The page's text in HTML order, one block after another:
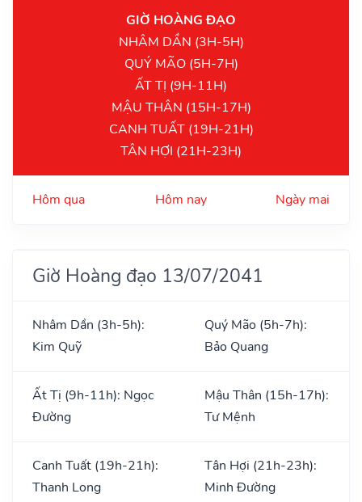
GIỜ HOÀNG ĐẠO
NHÂM DẦN (3H-5H)
QUÝ MÃO (5H-7H)
ẤT TỊ (9H-11H)
MẬU THÂN (15H-17H)
CANH TUẤT (19H-21H)
TÂN HỢI (21H-23H)
Hôm qua Hôm nay Ngày mai
Giờ Hoàng đạo 13/07/2041
Nhâm Dần (3h-5h):
Kim Quỹ
Quý Mão (5h-7h):
Bảo Quang
Ất Tị (9h-11h): Ngọc
Đường
Mậu Thân (15h-17h):
Tư Mệnh
Canh Tuất (19h-21h):
Thanh Long
Tân Hợi (21h-23h):
Minh Đường